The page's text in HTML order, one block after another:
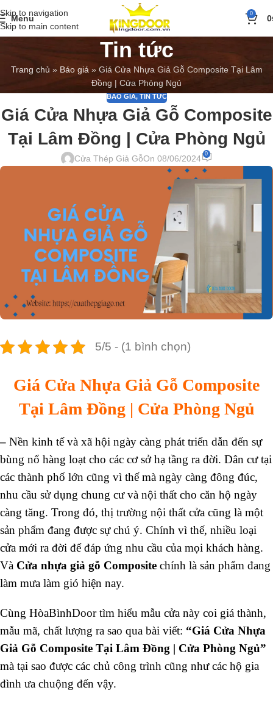
Skip to navigation
Skip to main content
Menu 0 0
Tin tức
Trang chủ » Báo giá » Giá Cửa Nhựa Giả Gỗ Composite Tại Lâm
Đồng | Cửa Phòng Ngủ
BÁO GIÁ, TIN TỨC
Giá Cửa Nhựa Giả Gỗ Composite
Tại Lâm Đồng | Cửa Phòng Ngủ
Cửa Thép Giả GỗOn 08/06/2024 0
5/5 - (1 bình chọn)
Giá Cửa Nhựa Giả Gỗ Composite
Tại Lâm Đồng | Cửa Phòng Ngủ
– Nền kinh tế và xã hội ngày càng phát triển dẫn đến sự
bùng nổ hàng loạt cho các cơ sở hạ tầng ra đời. Dân cư tại
các thành phố lớn cũng vì thế mà ngày càng đông đúc,
nhu cầu sử dụng chung cư và nội thất cho căn hộ ngày
càng tăng. Trong đó, thị trường nội thất cửa cũng là một
sản phẩm đang được sự chú ý. Chính vì thế, nhiều loại
cửa mới ra đời để đáp ứng nhu cầu của mọi khách hàng.
Và Cửa nhựa giả gỗ Composite chính là sản phẩm đang
làm mưa làm gió hiện nay.
Cùng HòaBìnhDoor tìm hiểu mẫu cửa này coi giá thành,
mẫu mã, chất lượng ra sao qua bài viết: “Giá Cửa Nhựa
Giả Gỗ Composite Tại Lâm Đồng | Cửa Phòng Ngủ”
mà tại sao được các chủ công trình cũng như các hộ gia
đình ưa chuộng đến vậy.